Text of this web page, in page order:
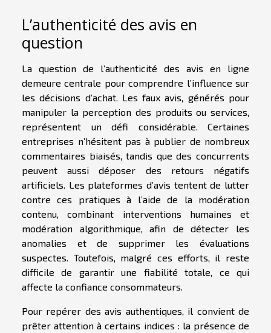
L’authenticité des avis en
question
La question de l’authenticité des avis en ligne
demeure centrale pour comprendre l’influence sur
les décisions d’achat. Les faux avis, générés pour
manipuler la perception des produits ou services,
représentent un défi considérable. Certaines
entreprises n’hésitent pas à publier de nombreux
commentaires biaisés, tandis que des concurrents
peuvent aussi déposer des retours négatifs
artificiels. Les plateformes d’avis tentent de lutter
contre ces pratiques à l’aide de la modération
contenu, combinant interventions humaines et
modération algorithmique, afin de détecter les
anomalies et de supprimer les évaluations
suspectes. Toutefois, malgré ces efforts, il reste
difficile de garantir une fiabilité totale, ce qui
affecte la confiance consommateurs.
Pour repérer des avis authentiques, il convient de
prêter attention à certains indices : la présence de